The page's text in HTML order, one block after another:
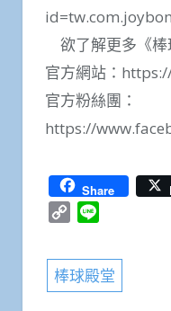
欲了解更多《棒
官方網站：
官方粉絲團：
https://
Share
Copy
棒球殿堂